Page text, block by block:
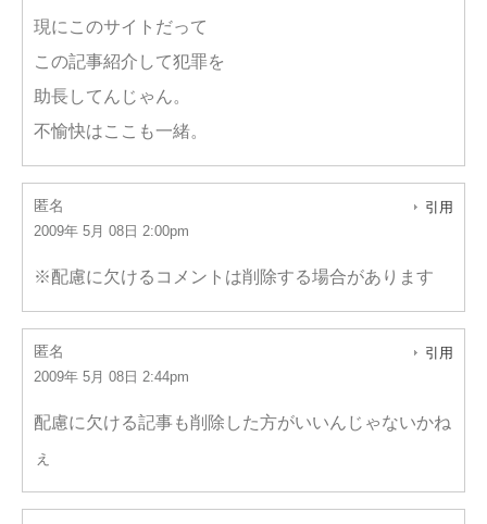
現にこのサイトだって
この記事紹介して犯罪を
助長してんじゃん。
不愉快はここも一緒。
匿名
2009年 5月 08日 2:00pm
引用
※配慮に欠けるコメントは削除する場合があります
匿名
2009年 5月 08日 2:44pm
引用
配慮に欠ける記事も削除した方がいいんじゃないかね
ぇ